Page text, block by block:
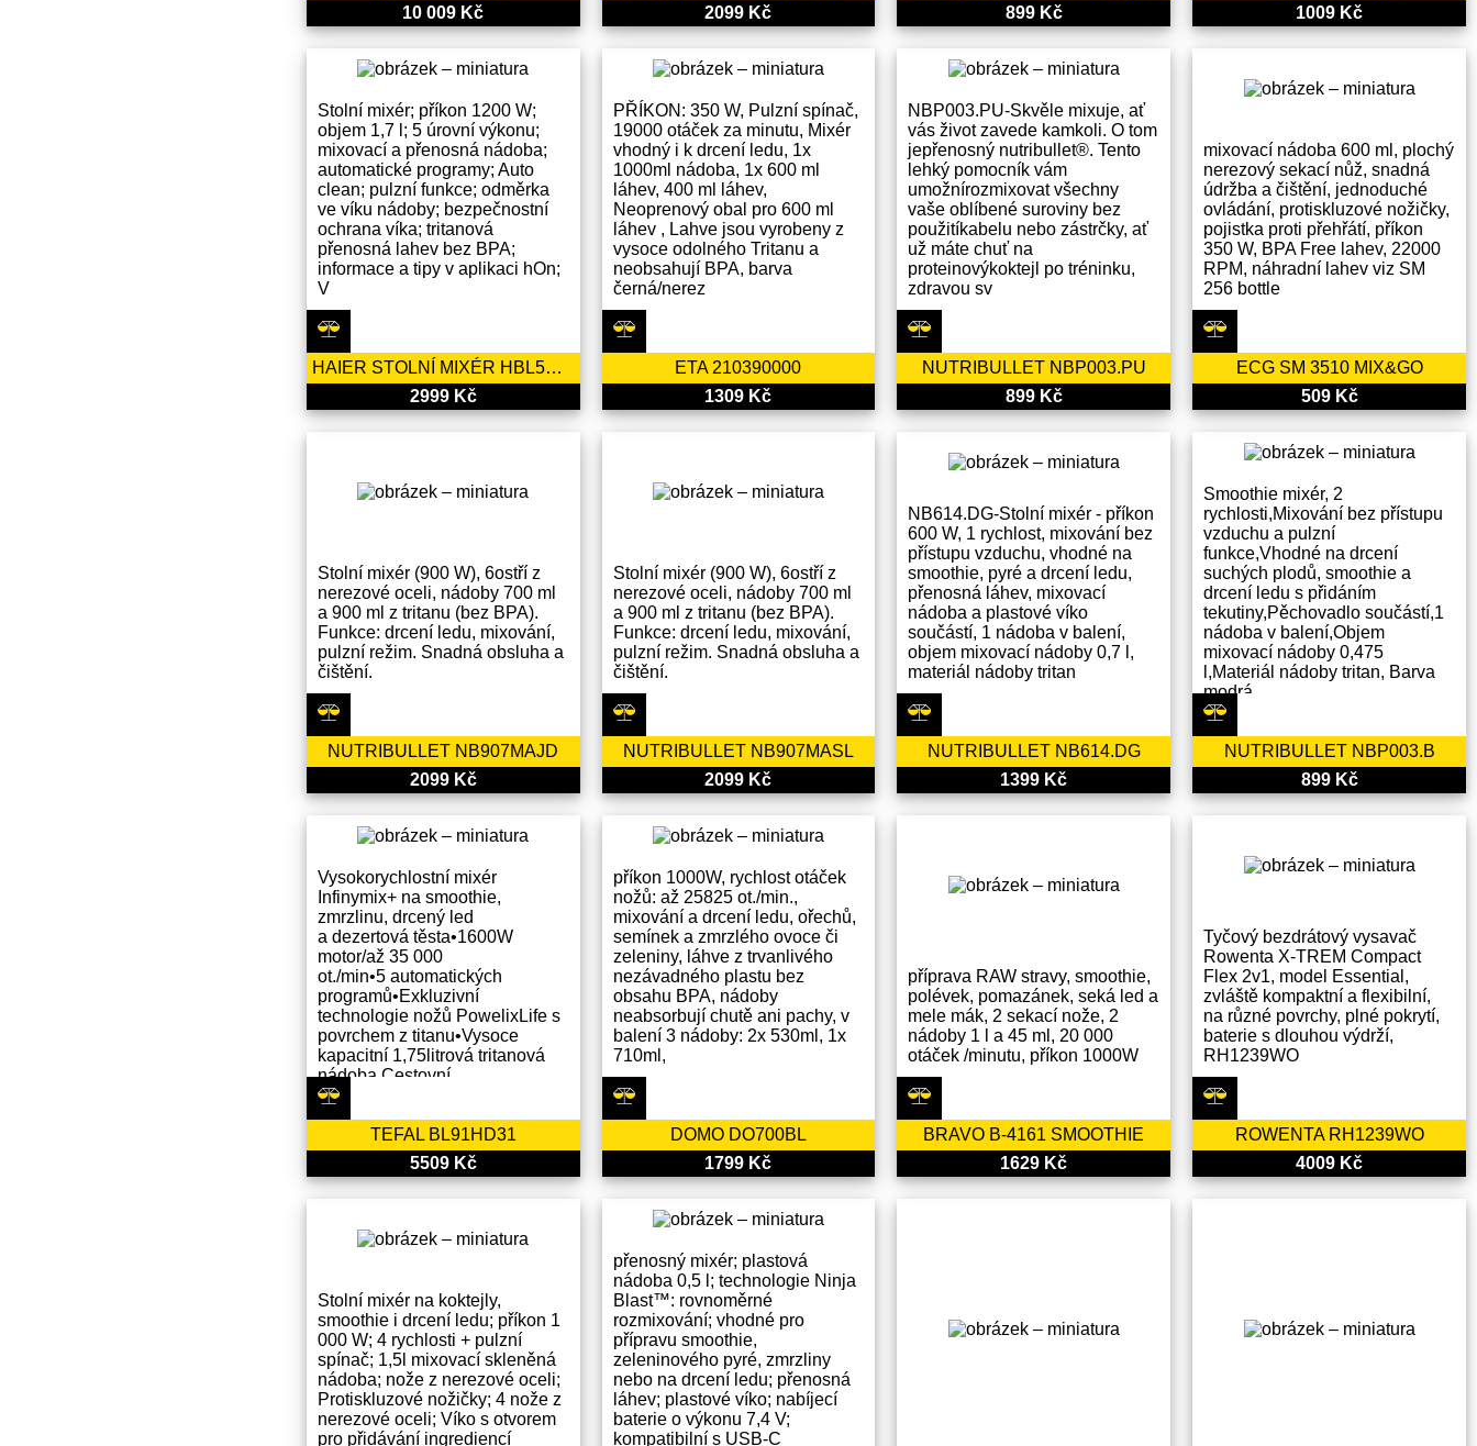
10 009 Kč
2099 Kč
899 Kč
1009 Kč
Stolní mixér; příkon 1200 W;
objem 1,7 l; 5 úrovní výkonu;
mixovací a přenosná nádoba;
automatické programy; Auto
clean; pulzní funkce; odměrka
ve víku nádoby; bezpečnostní
ochrana víka; tritanová
přenosná lahev bez BPA;
informace a tipy v aplikaci hOn;
V
HAIER STOLNÍ MIXÉR HBL5B2 011
2999 Kč
PŘÍKON: 350 W, Pulzní spínač,
19000 otáček za minutu, Mixér
vhodný i k drcení ledu, 1x
1000ml nádoba, 1x 600 ml
láhev, 400 ml láhev,
Neoprenový obal pro 600 ml
láhev , Lahve jsou vyrobeny z
vysoce odolného Tritanu a
neobsahují BPA, barva
černá/nerez
ETA 210390000
1309 Kč
NBP003.PU-Skvěle mixuje, ať
vás život zavede kamkoli. O tom
jepřenosný nutribullet®. Tento
lehký pomocník vám
umožnírozmixovat všechny
vaše oblíbené suroviny bez
použitíkabelu nebo zástrčky, ať
už máte chuť na
proteinovýkoktejl po tréninku,
zdravou sv
NUTRIBULLET NBP003.PU
899 Kč
mixovací nádoba 600 ml, plochý
nerezový sekací nůž, snadná
údržba a čištění, jednoduché
ovládání, protiskluzové nožičky,
pojistka proti přehřátí, příkon
350 W, BPA Free lahev, 22000
RPM, náhradní lahev viz SM
256 bottle
ECG SM 3510 MIX&GO
509 Kč
Stolní mixér (900 W), 6ostří z
nerezové oceli, nádoby 700 ml
a 900 ml z tritanu (bez BPA).
Funkce: drcení ledu, mixování,
pulzní režim. Snadná obsluha a
čištění.
NUTRIBULLET NB907MAJD
2099 Kč
Stolní mixér (900 W), 6ostří z
nerezové oceli, nádoby 700 ml
a 900 ml z tritanu (bez BPA).
Funkce: drcení ledu, mixování,
pulzní režim. Snadná obsluha a
čištění.
NUTRIBULLET NB907MASL
2099 Kč
NB614.DG-Stolní mixér - příkon
600 W, 1 rychlost, mixování bez
přístupu vzduchu, vhodné na
smoothie, pyré a drcení ledu,
přenosná láhev, mixovací
nádoba a plastové víko
součástí, 1 nádoba v balení,
objem mixovací nádoby 0,7 l,
materiál nádoby tritan
NUTRIBULLET NB614.DG
1399 Kč
Smoothie mixér, 2
rychlosti,Mixování bez přístupu
vzduchu a pulzní
funkce,Vhodné na drcení
suchých plodů, smoothie a
drcení ledu s přidáním
tekutiny,Pěchovadlo součástí,1
nádoba v balení,Objem
mixovací nádoby 0,475
l,Materiál nádoby tritan, Barva
modrá
NUTRIBULLET NBP003.B
899 Kč
Vysokorychlostní mixér
Infinymix+ na smoothie,
zmrzlinu, drcený led
a dezertová těsta•1600W
motor/až 35 000
ot./min•5 automatických
programů•Exkluzivní
technologie nožů PowelixLife s
povrchem z titanu•Vysoce
kapacitní 1,75litrová tritanová
nádoba Cestovní
TEFAL BL91HD31
5509 Kč
příkon 1000W, rychlost otáček
nožů: až 25825 ot./min.,
mixování a drcení ledu, ořechů,
semínek a zmrzlého ovoce či
zeleniny, láhve z trvanlivého
nezávadného plastu bez
obsahu BPA, nádoby
neabsorbují chutě ani pachy, v
balení 3 nádoby: 2x 530ml, 1x
710ml,
DOMO DO700BL
1799 Kč
příprava RAW stravy, smoothie,
polévek, pomazánek, seká led a
mele mák, 2 sekací nože, 2
nádoby 1 l a 45 ml, 20 000
otáček /minutu, příkon 1000W
BRAVO B-4161 SMOOTHIE
1629 Kč
Tyčový bezdrátový vysavač
Rowenta X-TREM Compact
Flex 2v1, model Essential,
zvláště kompaktní a flexibilní,
na různé povrchy, plné pokrytí,
baterie s dlouhou výdrží,
RH1239WO
ROWENTA RH1239WO
4009 Kč
Stolní mixér na koktejly,
smoothie i drcení ledu; příkon 1
000 W; 4 rychlosti + pulzní
spínač; 1,5l mixovací skleněná
nádoba; nože z nerezové oceli;
Protiskluzové nožičky; 4 nože z
nerezové oceli; Víko s otvorem
pro přidávání ingrediencí
přenosný mixér; plastová
nádoba 0,5 l; technologie Ninja
Blast™: rovnoměrné
rozmixování; vhodné pro
přípravu smoothie,
zeleninového pyré, zmrzliny
nebo na drcení ledu; přenosná
láhev; plastové víko; nabíjecí
baterie o výkonu 7,4 V;
kompatibilní s USB-C